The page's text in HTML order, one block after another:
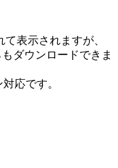
表示されますが、
ダウンロードできま
応です。